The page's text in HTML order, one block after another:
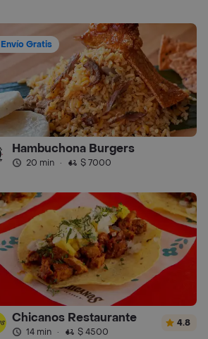
Envío Gratis
Hambuchona Burgers
20 min · $ 7000
Chicanos Restaurante
14 min · $ 4500
4.8